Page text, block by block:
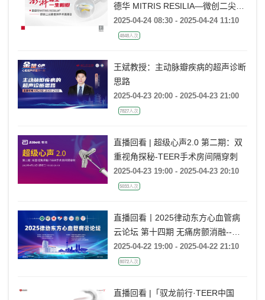
德华 MITRIS RESILIA—微创二尖瓣
置换手术直播日
2025-04-24 08:30 - 2025-04-24 11:10
4848人次
王斌教授：主动脉瓣疾病的超声诊断
思路
2025-04-23 20:00 - 2025-04-23 21:00
7827人次
直播回看 | 超级心声2.0 第二期：双
重视角探秘-TEER手术房间隔穿刺
2025-04-23 19:00 - 2025-04-23 20:10
5033人次
直播回看丨2025律动东方心血管病
云论坛 第十四期 无痛房颤消融--全
麻的选择与管理
2025-04-22 19:00 - 2025-04-22 21:10
8072人次
直播回看 |「驭龙前行·TEER中国